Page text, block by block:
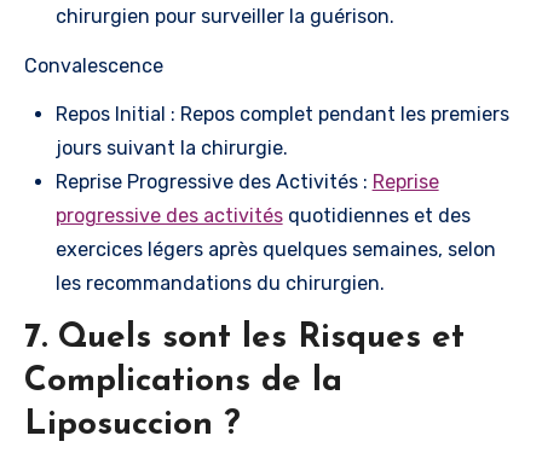
chirurgien pour surveiller la guérison.
Convalescence
Repos Initial : Repos complet pendant les premiers
jours suivant la chirurgie.
Reprise Progressive des Activités : Reprise
progressive des activitésquotidiennes et des
exercices légers après quelques semaines, selon
les recommandations du chirurgien.
7. Quels sont les Risques et
Complications de la
Liposuccion ?